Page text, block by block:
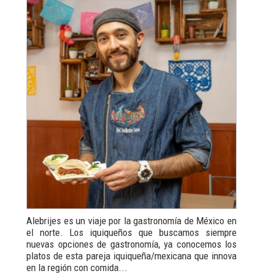
Alebrijes es un viaje por la gastronomía de México en
el norte. Los iquiqueños que buscamos siempre
nuevas opciones de gastronomía, ya conocemos los
platos de esta pareja iquiqueña/mexicana que innova
en la región con comida...